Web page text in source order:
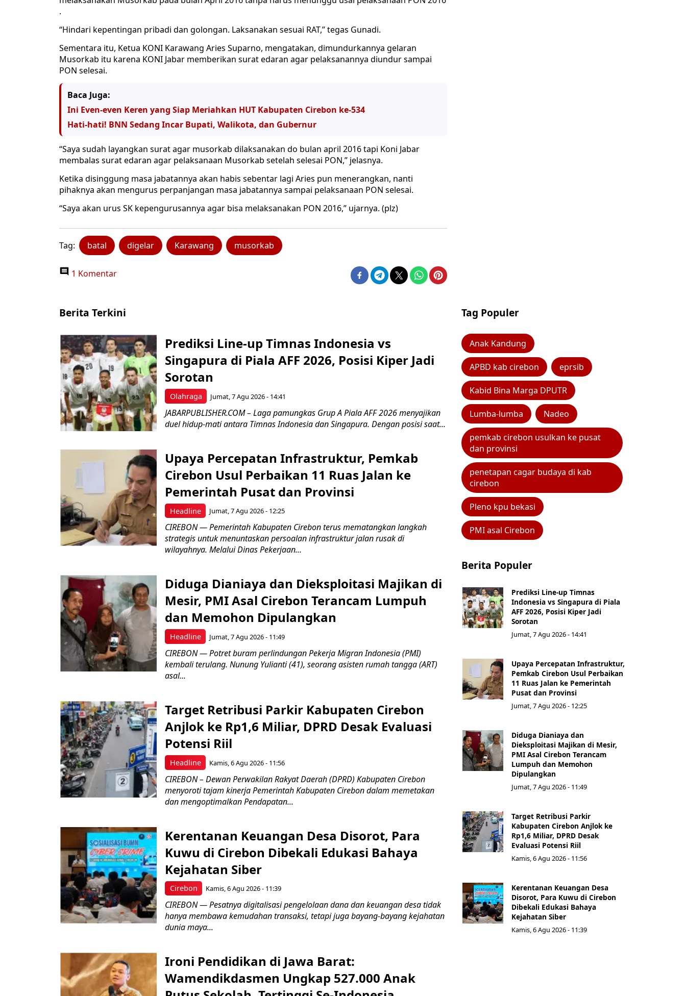
.
“Hindari kepentingan pribadi dan golongan. Laksanakan sesuai RAT,” tegas Gunadi.
Sementara itu, Ketua KONI Karawang Aries Suparno, mengatakan, dimundurkannya gelaran
Musorkab itu karena KONI Jabar memberikan surat edaran agar pelaksanannya diundur sampai
PON selesai.
Baca Juga:
Ini Even-even Keren yang Siap Meriahkan HUT Kabupaten Cirebon ke-534
Hati-hati! BNN Sedang Incar Bupati, Walikota, dan Gubernur
“Saya sudah layangkan surat agar musorkab dilaksanakan do bulan april 2016 tapi Koni Jabar
membalas surat edaran agar pelaksanaan Musorkab setelah selesai PON,” jelasnya.
Ketika disinggung masa jabatannya akan habis sebentar lagi Aries pun menerangkan, nanti
pihaknya akan mengurus perpanjangan masa jabatannya sampai pelaksanaan PON selesai.
“Saya akan urus SK kepengurusannya agar bisa melaksanakan PON 2016,” ujarnya. (plz)
Tag: batal digelar Karawang musorkab
1 Komentar
Berita Terkini
Olahraga
Prediksi Line-up Timnas Indonesia vs
Singapura di Piala AFF 2026, Posisi Kiper Jadi
Sorotan
Jumat, 7 Agu 2026 - 14:41
JABARPUBLISHER.COM – Laga pamungkas Grup A Piala AFF 2026 menyajikan
duel hidup-mati antara Timnas Indonesia dan Singapura. Dengan posisi saat...
Headline
Upaya Percepatan Infrastruktur, Pemkab
Cirebon Usul Perbaikan 11 Ruas Jalan ke
Pemerintah Pusat dan Provinsi
Jumat, 7 Agu 2026 - 12:25
CIREBON — Pemerintah Kabupaten Cirebon terus mematangkan langkah
strategis untuk menuntaskan persoalan infrastruktur jalan rusak di
wilayahnya. Melalui Dinas Pekerjaan...
Headline
Diduga Dianiaya dan Dieksploitasi Majikan di
Mesir, PMI Asal Cirebon Terancam Lumpuh
dan Memohon Dipulangkan
Jumat, 7 Agu 2026 - 11:49
CIREBON — Potret buram perlindungan Pekerja Migran Indonesia (PMI)
kembali terulang. Nunung Yulianti (41), seorang asisten rumah tangga (ART)
asal...
Headline
Target Retribusi Parkir Kabupaten Cirebon
Anjlok ke Rp1,6 Miliar, DPRD Desak Evaluasi
Potensi Riil
Kamis, 6 Agu 2026 - 11:56
CIREBON – Dewan Perwakilan Rakyat Daerah (DPRD) Kabupaten Cirebon
menyoroti tajam kinerja Pemerintah Kabupaten Cirebon dalam memetakan
dan mengoptimalkan Pendapatan...
Cirebon
Kerentanan Keuangan Desa Disorot, Para
Kuwu di Cirebon Dibekali Edukasi Bahaya
Kejahatan Siber
Kamis, 6 Agu 2026 - 11:39
CIREBON — Pesatnya digitalisasi pengelolaan dana dan keuangan desa tidak
hanya membawa kemudahan transaksi, tetapi juga bayang-bayang kejahatan
dunia maya...
Ironi Pendidikan di Jawa Barat:
Wamendikdasmen Ungkap 527.000 Anak
Tag Populer
Anak Kandung
APBD kab cirebon eprsib
Kabid Bina Marga DPUTR
Lumba-lumba Nadeo
pemkab cirebon usulkan ke pusat
dan provinsi
penetapan cagar budaya di kab
cirebon
Pleno kpu bekasi
PMI asal Cirebon
Berita Populer
Prediksi Line-up Timnas
Indonesia vs Singapura di Piala
AFF 2026, Posisi Kiper Jadi
Sorotan
Jumat, 7 Agu 2026 - 14:41
Upaya Percepatan Infrastruktur,
Pemkab Cirebon Usul Perbaikan
11 Ruas Jalan ke Pemerintah
Pusat dan Provinsi
Jumat, 7 Agu 2026 - 12:25
Diduga Dianiaya dan
Dieksploitasi Majikan di Mesir,
PMI Asal Cirebon Terancam
Lumpuh dan Memohon
Dipulangkan
Jumat, 7 Agu 2026 - 11:49
Target Retribusi Parkir
Kabupaten Cirebon Anjlok ke
Rp1,6 Miliar, DPRD Desak
Evaluasi Potensi Riil
Kamis, 6 Agu 2026 - 11:56
Kerentanan Keuangan Desa
Disorot, Para Kuwu di Cirebon
Dibekali Edukasi Bahaya
Kejahatan Siber
Kamis, 6 Agu 2026 - 11:39